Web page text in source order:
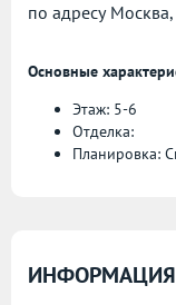
по адресу
Основные
Этаж: 5-6
Отделка:
Планировка: